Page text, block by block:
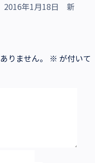
2016年1月18日 新
りません。
※ が付いて